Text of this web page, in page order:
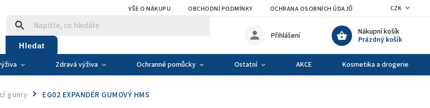
VŠE O NÁKUPU OBCHODNÍ PODMÍNKY OCHRANA OSOBNÍCH ÚDAJŮ VÝMĚNA A VRÁCENÍ
CZK
Hledat
Nákupní košík
Prázdný košík
Přihlášení
Zdravá výživa Ochranné pomůcky Ostatní AKCE Kosmetika a drogerie
gumy / EG02 EXPANDÉR GUMOVÝ HMS